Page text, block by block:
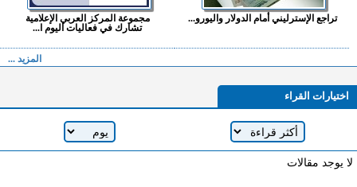
تراجع الإسترليني أمام الدولار واليورو...
مجموعة المركز العربي الإعلامية
تشارك في فعاليات اليوم ا...
المزيد ...
اختيارات القراء
لا يوجد مقالات